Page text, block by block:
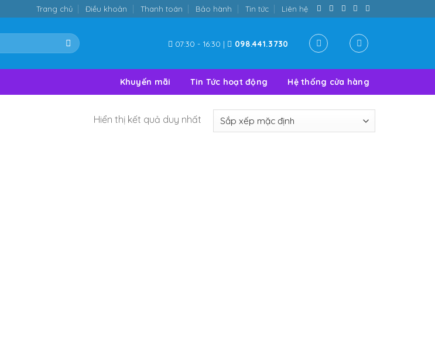
Trang chủ Điều khoản Thanh toán Bảo hành Tin tức Liên hệ
07:30 - 16:30 | 098.441.3730
Khuyến mãi Tin Tức hoạt động Hệ thống cửa hàng
Hiển thị kết quả duy nhất